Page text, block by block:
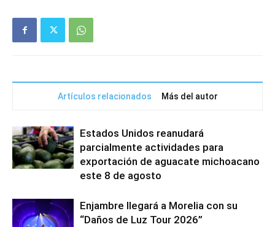
Artículos relacionados Más del autor
Estados Unidos reanudará
parcialmente actividades para
exportación de aguacate michoacano
este 8 de agosto
Enjambre llegará a Morelia con su
“Daños de Luz Tour 2026”